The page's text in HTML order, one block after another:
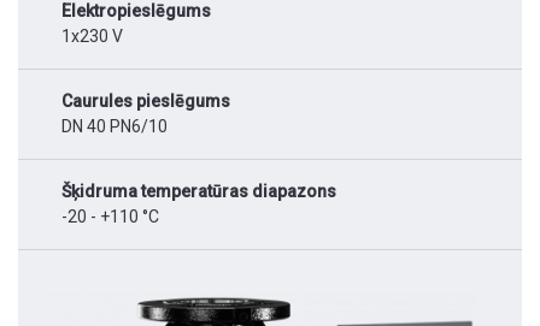
Elektropieslēgums
1x230 V
Caurules pieslēgums
DN 40 PN6/10
Šķidruma temperatūras diapazons
-20 - +110 °C